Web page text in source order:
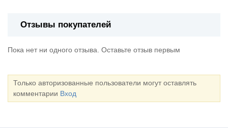
Отзывы покупателей
Пока нет ни одного отзыва. Оставьте отзыв первым
Только авторизованные пользователи могут оставлять
комментарии Вход